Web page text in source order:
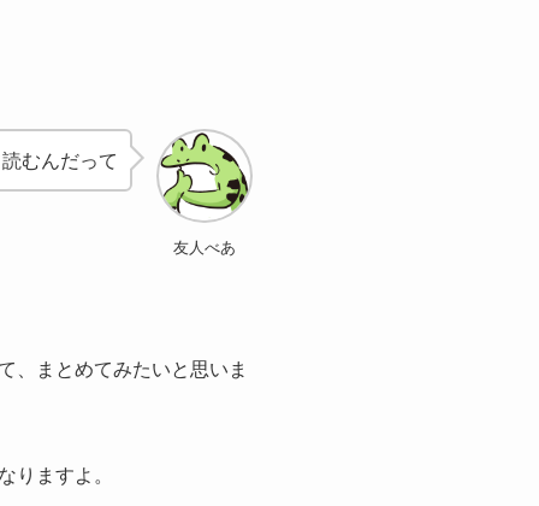
友人べあ
むんだって
、まとめてみたいと思いま
りますよ。